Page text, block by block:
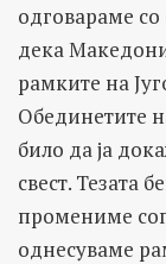
одговараме
дека
рамките на
Обединетите
било да ја
свест. Тезата
промениме
однесуваме